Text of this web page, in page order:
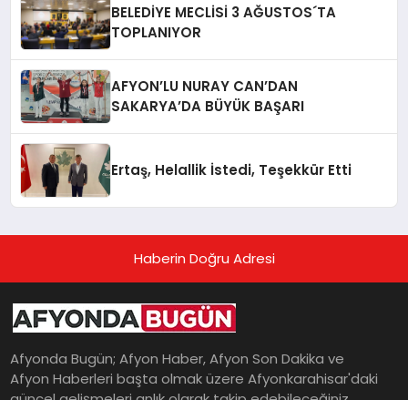
BELEDİYE MECLİSİ 3 AĞUSTOS´TA
TOPLANIYOR
AFYON’LU NURAY CAN’DAN
SAKARYA’DA BÜYÜK BAŞARI
Ertaş, Helallik İstedi, Teşekkür Etti
Haberin Doğru Adresi
Afyonda Bugün; Afyon Haber, Afyon Son Dakika ve
Afyon Haberleri başta olmak üzere Afyonkarahisar'daki